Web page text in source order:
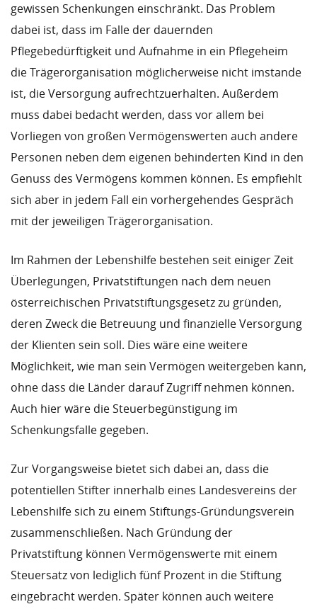
gewissen Schenkungen einschränkt. Das Problem
dabei ist, dass im Falle der dauernden
Pflegebedürftigkeit und Aufnahme in ein Pflegeheim
die Trägerorganisation möglicherweise nicht imstande
ist, die Versorgung aufrechtzuerhalten. Außerdem
muss dabei bedacht werden, dass vor allem bei
Vorliegen von großen Vermögenswerten auch andere
Personen neben dem eigenen behinderten Kind in den
Genuss des Vermögens kommen können. Es empfiehlt
sich aber in jedem Fall ein vorhergehendes Gespräch
mit der jeweiligen Trägerorganisation.
Im Rahmen der Lebenshilfe bestehen seit einiger Zeit
Überlegungen, Privatstiftungen nach dem neuen
österreichischen Privatstiftungsgesetz zu gründen,
deren Zweck die Betreuung und finanzielle Versorgung
der Klienten sein soll. Dies wäre eine weitere
Möglichkeit, wie man sein Vermögen weitergeben kann,
ohne dass die Länder darauf Zugriff nehmen können.
Auch hier wäre die Steuerbegünstigung im
Schenkungsfalle gegeben.
Zur Vorgangsweise bietet sich dabei an, dass die
potentiellen Stifter innerhalb eines Landesvereins der
Lebenshilfe sich zu einem Stiftungs-Gründungsverein
zusammenschließen. Nach Gründung der
Privatstiftung können Vermögenswerte mit einem
Steuersatz von lediglich fünf Prozent in die Stiftung
eingebracht werden. Später können auch weitere